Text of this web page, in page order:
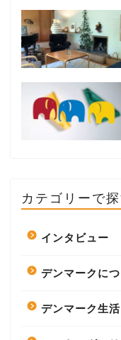
カテゴリーで
インタビュー
デンマークに
デンマーク生活